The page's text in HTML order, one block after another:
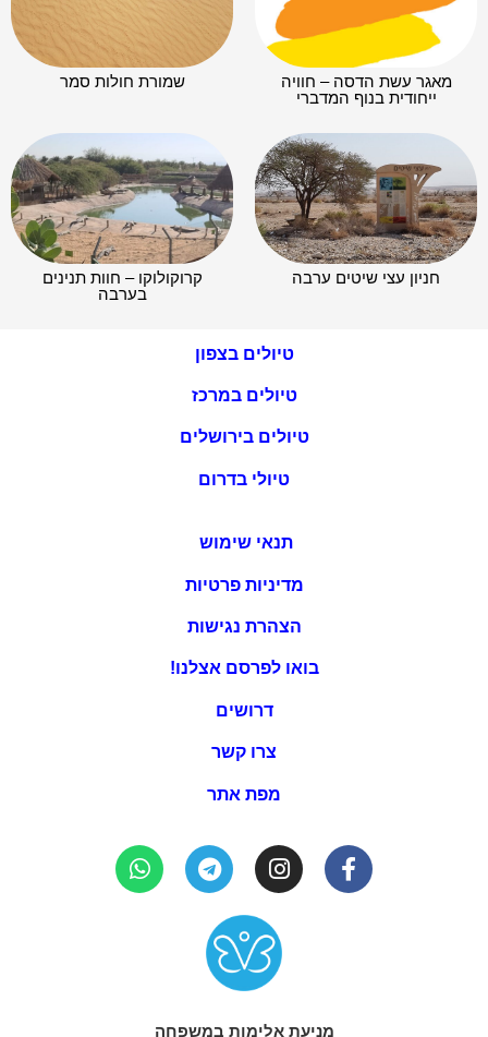
מאגר עשת הדסה – חוויה
ייחודית בנוף המדברי
שמורת חולות סמר
חניון עצי שיטים ערבה
קרוקולוקו – חוות תנינים
בערבה
טיולים בצפון
טיולים במרכז
טיולים בירושלים
טיולי בדרום
תנאי שימוש
מדיניות פרטיות
הצהרת נגישות
בואו לפרסם אצלנו!
דרושים
צרו קשר
מפת אתר
מניעת אלימות במשפחה